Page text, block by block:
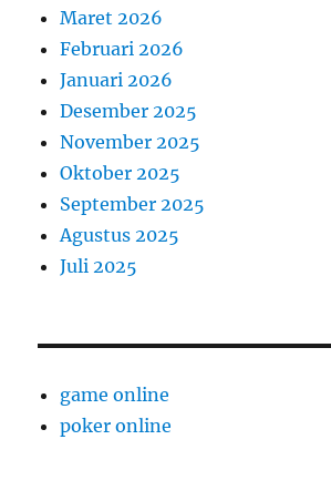
Maret 2026
Februari 2026
Januari 2026
Desember 2025
November 2025
Oktober 2025
September 2025
Agustus 2025
Juli 2025
game online
poker online